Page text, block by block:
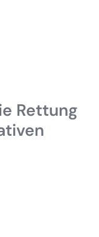
Rettung